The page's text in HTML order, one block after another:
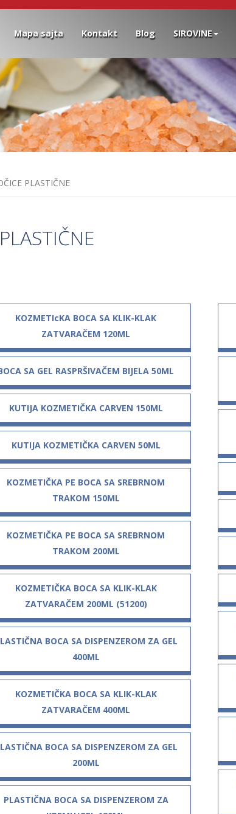
Mapa sajta Kontakt Blog SIROVINE
PLASTIČNE
KOZMETIcKA BOCA SA KLIK-KLAK
ZATVARAČEM 120ML
SA GEL RASPRŠIVAČEM BIJELA 50ML
KUTIJA KOZMETIČKA CARVEN 150ML
KUTIJA KOZMETIČKA CARVEN 50ML
KOZMETIČKA PE BOCA SA SREBRNOM
TRAKOM 150ML
KOZMETIČKA PE BOCA SA SREBRNOM
TRAKOM 200ML
KOZMETIČKA BOCA SA KLIK-KLAK
ZATVARAČEM 200ML (51200)
BOCA SA DISPENZEROM ZA GEL
400ML
KOZMETIČKA BOCA SA KLIK-KLAK
ZATVARAČEM 400ML
BOCA SA DISPENZEROM ZA GEL
200ML
PLASTIČNA BOCA SA DISPENZEROM ZA